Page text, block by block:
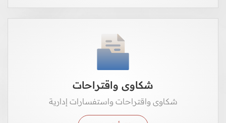
شكاوى واقتراحات
شكاوى واقتراحات واستفسارات إدارية